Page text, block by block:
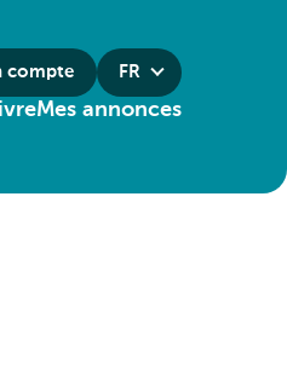
compte FR
Mes annonces